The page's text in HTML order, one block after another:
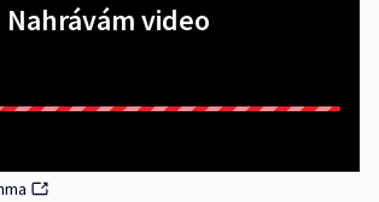
Nahrávám video